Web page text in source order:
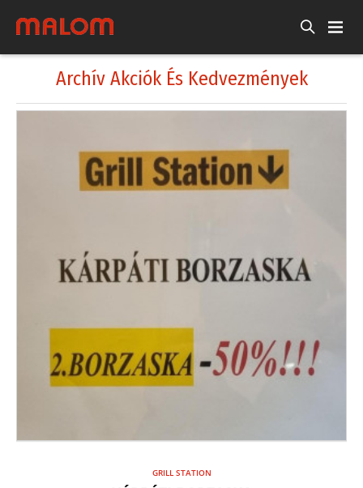
Archív Akciók És Kedvezmények
GRILL STATION